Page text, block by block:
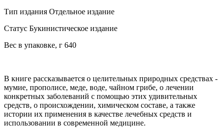
Тип издания Отдельное издание
Статус Букинистическое издание
Вес в упаковке, г 640
В книге рассказывается о целительных природных средствах -
мумие, прополисе, меде, воде, чайном грибе, о лечении
конкретных заболеваний с помощью этих удивительных
средств, о происхождении, химическом составе, а также
истории их применения в качестве лечебных средств и
использовании в современной медицине.